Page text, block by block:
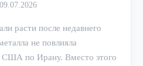
09.07.2026
расти после недавнего
не повлияла
США по Ирану. Вместо этого